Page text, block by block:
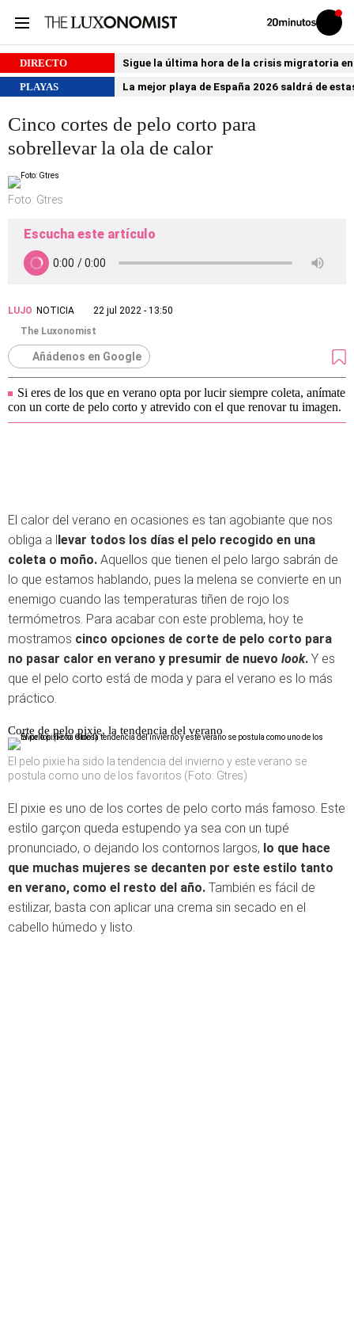
Volver
Iniciar
sesión
DIRECTO
Sigue la última hora de la crisis migratoria
PLAYAS
La mejor playa de España 2026 saldrá de
Cinco cortes de pelo corto para
sobrellevar la ola de calor
Foto: Gtres
Escucha este artículo
LUJO NOTICIA
22 jul 2022 - 13:50
The Luxonomist
Añádenos en Google
Si eres de los que en verano opta por lucir siempre coleta, anímate
con un corte de pelo corto y atrevido con el que renovar tu imagen.
El calor del verano en ocasiones es tan agobiante que nos
obliga a llevar todos los días el pelo recogido en una
coleta o moño. Aquellos que tienen el pelo largo sabrán de
lo que estamos hablando, pues la melena se convierte en un
enemigo cuando las temperaturas tiñen de rojo los
termómetros. Para acabar con este problema, hoy te
mostramos cinco opciones de corte de pelo corto para
no pasar calor en verano y presumir de nuevo look. Y es
que el pelo corto está de moda y para el verano es lo más
práctico.
Corte de pelo pixie, la tendencia del verano
El pelo pixie ha sido la tendencia del invierno y este verano se
postula como uno de los favoritos (Foto: Gtres)
El pixie es uno de los cortes de pelo corto más famoso. Este
estilo garçon queda estupendo ya sea con un tupé
pronunciado, o dejando los contornos largos, lo que hace
que muchas mujeres se decanten por este estilo tanto
en verano, como el resto del año. También es fácil de
estilizar, basta con aplicar una crema sin secado en el
cabello húmedo y listo.